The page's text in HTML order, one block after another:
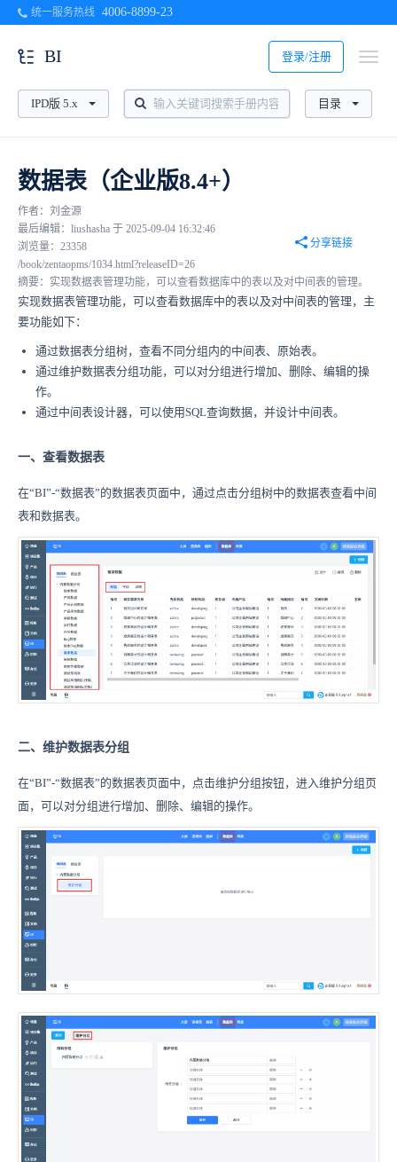
统一服务热线 4006-8899-23
登录/注册
BI
IPD版 5.x 目录
数据表（企业版8.4+）
作者：刘金源
最后编辑：liushasha 于 2025-09-04 16:32:46
浏览量：23358
分享链接
/book/zentaopms/1034.html?releaseID=26
摘要：实现数据表管理功能，可以查看数据库中的表以及对中间表的管理。
实现数据表管理功能，可以查看数据库中的表以及对中间表的管理，主
要功能如下：
通过数据表分组树，查看不同分组内的中间表、原始表。
通过维护数据表分组功能，可以对分组进行增加、删除、编辑的操
作。
通过中间表设计器，可以使用SQL查询数据，并设计中间表。
一、查看数据表
在“BI”-“数据表”的数据表页面中，通过点击分组树中的数据表查看中间
表和数据表。
二、维护数据表分组
在“BI”-“数据表”的数据表页面中，点击维护分组按钮，进入维护分组页
面，可以对分组进行增加、删除、编辑的操作。